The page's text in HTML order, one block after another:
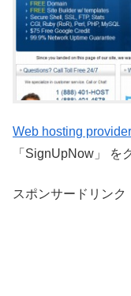
Web hosting
「SignUpNow」 を
スポンサードリンク